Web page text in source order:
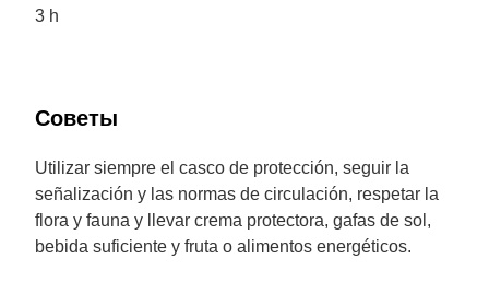
3 h
Советы
Utilizar siempre el casco de protección, seguir la
señalización y las normas de circulación, respetar la
flora y fauna y llevar crema protectora, gafas de sol,
bebida suficiente y fruta o alimentos energéticos.